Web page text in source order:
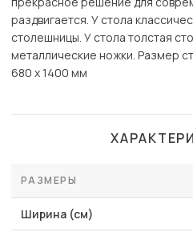
раздвигается. У стола
столешницы. У стола толстая
металлические ножки. Размер
680 х 1400 мм
РАЗМЕРЫ
Ширина (см)